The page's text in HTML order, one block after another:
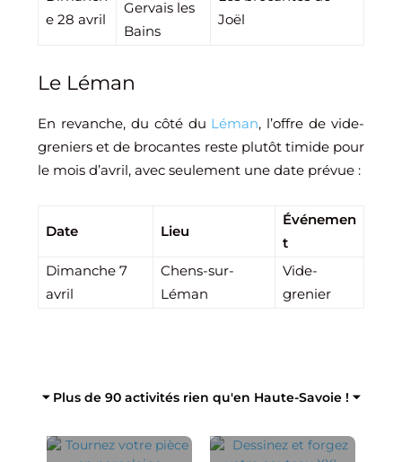
e 28 avril
Gervais les
Bains
Joël
Le Léman
En revanche, du côté du Léman, l’offre de vide-
greniers et de brocantes reste plutôt timide pour
le mois d’avril, avec seulement une date prévue :
Date Lieu
Événemen
t
Dimanche 7
avril
Chens-sur-
Léman
Vide-
grenier
⏷ Plus de 90 activités rien qu'en Haute-Savoie ! ⏷